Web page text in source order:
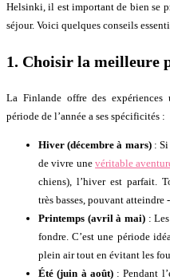
Helsinki, il est important de bien se
séjour. Voici quelques conseils
1. Choisir la meilleure
La Finlande offre des expériences
période de l’année a ses spécificités :
Hiver (décembre à mars): Si
de vivre unevéritable
chiens), l’hiver est parfait.
très basses, pouvant atteindre
Printemps (avril à mai) :
fondre. C’est une période
plein air tout en évitant les
Été (juin à août): Pendant